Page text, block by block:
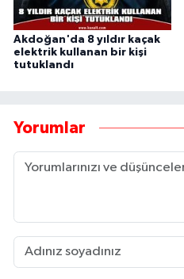
Akdoğan'da 8 yıldır kaçak
elektrik kullanan bir kişi
tutuklandı
Yorumlar